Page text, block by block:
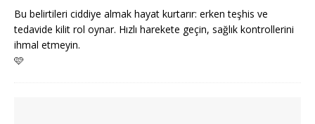
Bu belirtileri ciddiye almak hayat kurtarır: erken teşhis ve
tedavide kilit rol oynar. Hızlı harekete geçin, sağlık kontrollerini
ihmal etmeyin.
🩷